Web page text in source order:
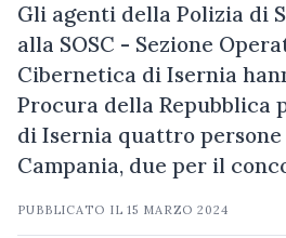
Gli agenti della Polizia di
alla SOSC - Sezione
Cibernetica di Isernia
Procura della Repubblica
di Isernia quattro
Campania, due per il
PUBBLICATO IL15 MARZO 2024